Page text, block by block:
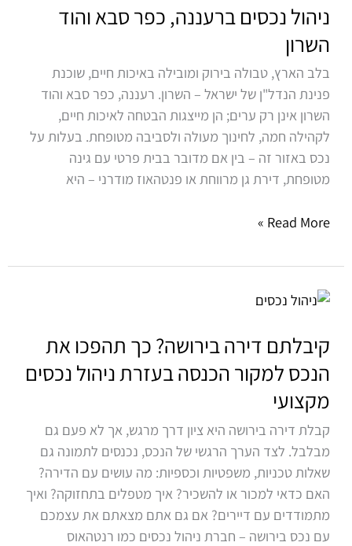
ניהול נכסים ברעננה, כפר סבא והוד
השרון
בלב הארץ, טבולה בירוק ומובילה באיכות חיים, שוכנת
פנינת הנדל"ן של ישראל – השרון. רעננה, כפר סבא והוד
השרון אינן רק ערים; הן מייצגות הבטחה לאיכות חיים,
לקהילה חמה, לחינוך מעולה ולסביבה מטופחת. בעלות על
נכס באזור זה – בין אם מדובר בבית פרטי עם גינה
מטופחת, דירת גן מרווחת או פנטהאוז מודרני – היא
ברעננה,
סבא
והוד
השרון
Read More »
קיבלתם דירה בירושה? כך תהפכו את
הנכס למקור הכנסה בעזרת ניהול נכסים
מקצועי
קבלת דירה בירושה היא ציון דרך מרגש, אך לא פעם גם
מבלבל. לצד הערך הרגשי של הנכס, נכנסים לתמונה גם
שאלות טכניות, משפטיות וכספיות: מה עושים עם הדירה?
האם כדאי למכור או להשכיר? איך מטפלים בתחזוקה? ואיך
מתמודדים עם דיירים? אם גם אתם מצאתם את עצמכם
עם נכס בירושה – חברת ניהול נכסים כמו רנטהאוס
קיבלתם
בירושה?
כך
תהפכו
את
הנכס
למקור
הכנסה
בעזרת
ניהול
נכסים